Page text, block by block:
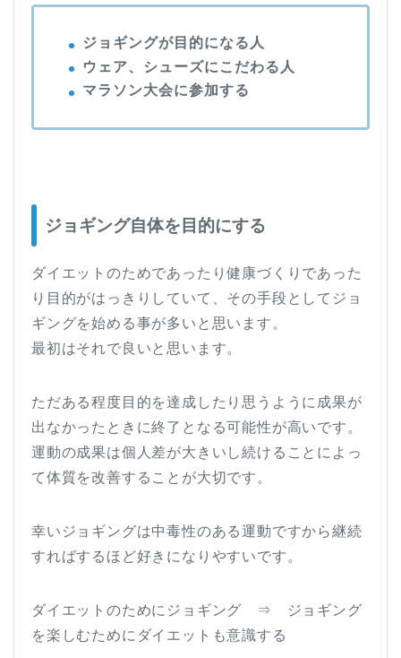
ジョギングが目的になる人
ウェア、シューズにこだわる人
マラソン大会に参加する
ジョギング自体を目的にする
ダイエットのためであったり健康づくりであった
り目的がはっきりしていて、その手段としてジョ
ギングを始める事が多いと思います。
最初はそれで良いと思います。
ただある程度目的を達成したり思うように成果が
出なかったときに終了となる可能性が高いです。
運動の成果は個人差が大きいし続けることによっ
て体質を改善することが大切です。
幸いジョギングは中毒性のある運動ですから継続
すればするほど好きになりやすいです。
ダイエットのためにジョギング ⇒ ジョギング
を楽しむためにダイエットも意識する